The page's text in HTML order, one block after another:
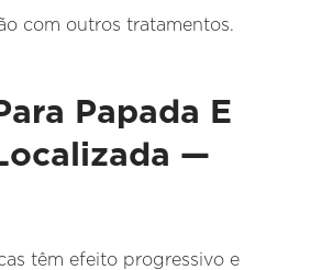
com outros tratamentos.
Papada E
—
têm efeito progressivo e